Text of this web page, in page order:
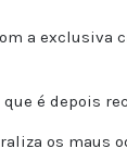
a
é depois
os maus